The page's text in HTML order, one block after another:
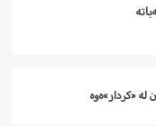
«کردار»ەوە